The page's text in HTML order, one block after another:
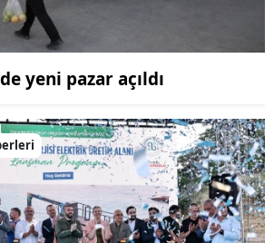
yeni pazar açıldı